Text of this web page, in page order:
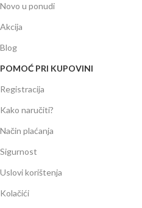
Novo u ponudi
Akcija
Blog
POMOĆ PRI KUPOVINI
Registracija
Kako naručiti?
Način plaćanja
Sigurnost
Uslovi korištenja
Kolačići